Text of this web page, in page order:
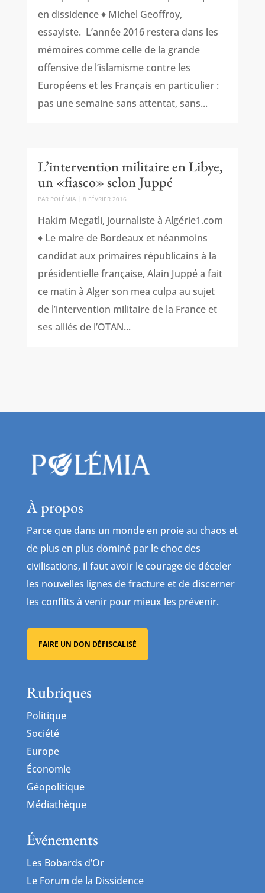
en dissidence ♦ Michel Geoffroy,
essayiste. L’année 2016 restera dans les
mémoires comme celle de la grande
offensive de l’islamisme contre les
Européens et les Français en particulier :
pas une semaine sans attentat, sans...
L’intervention militaire en Libye,
un «fiasco» selon Juppé
PAR POLÉMIA| 8 FÉVRIER 2016
Hakim Megatli, journaliste à Algérie1.com
♦ Le maire de Bordeaux et néanmoins
candidat aux primaires républicains à la
présidentielle française, Alain Juppé a fait
ce matin à Alger son mea culpa au sujet
de l’intervention militaire de la France et
ses alliés de l’OTAN...
À propos
Parce que dans un monde en proie au chaos et
de plus en plus dominé par le choc des
civilisations, il faut avoir le courage de déceler
les nouvelles lignes de fracture et de discerner
les conflits à venir pour mieux les prévenir.
FAIRE UN DON DÉFISCALISÉ
Rubriques
Politique
Société
Europe
Économie
Géopolitique
Médiathèque
Événements
Les Bobards d’Or
Le Forum de la Dissidence